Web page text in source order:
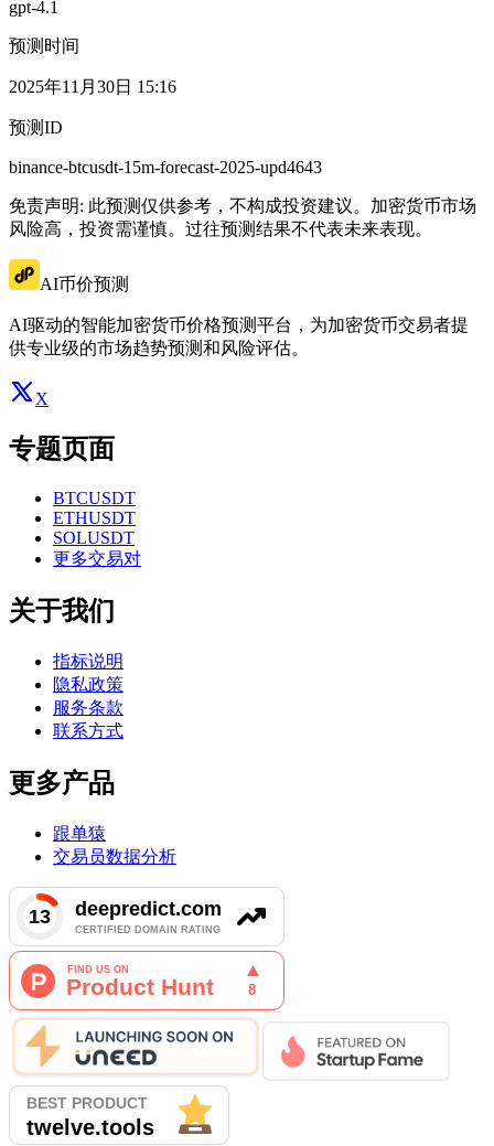
gpt-4.1
预测时间
2025年11月30日 15:16
预测ID
binance-btcusdt-15m-forecast-2025-upd4643
免责声明: 此预测仅供参考，不构成投资建议。加密货币市场
风险高，投资需谨慎。过往预测结果不代表未来表现。
AI币价预测
AI驱动的智能加密货币价格预测平台，为加密货币交易者提
供专业级的市场趋势预测和风险评估。
X
专题页面
BTCUSDT
ETHUSDT
SOLUSDT
更多交易对
关于我们
指标说明
隐私政策
服务条款
联系方式
更多产品
跟单猿
交易员数据分析